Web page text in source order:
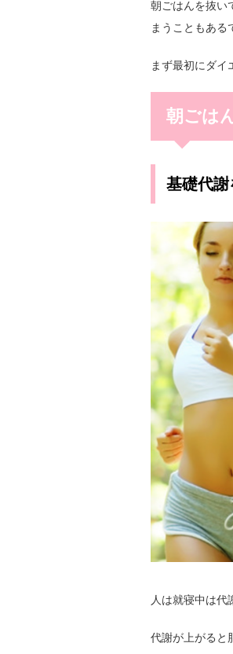
朝ごはんを抜い
まうこともある
まず最初にダ
朝ごは
基礎代謝
人は就寝中は代
代謝が上がると